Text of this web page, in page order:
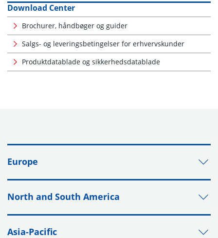
Download Center
Brochurer, håndbøger og guider
Salgs- og leveringsbetingelser for erhvervskunder
Produktdatablade og sikkerhedsdatablade
Europe
North and South America
Asia-Pacific